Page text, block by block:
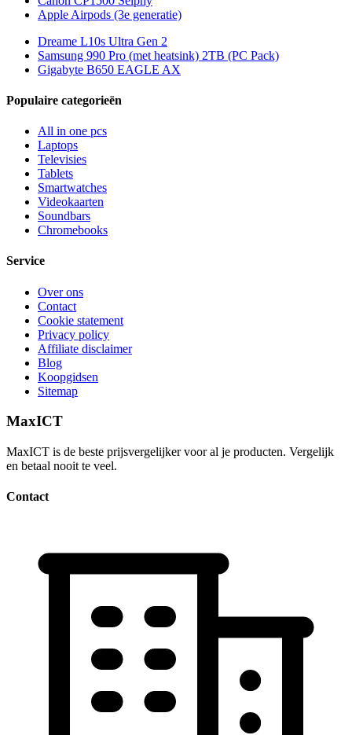
Apple Airpods (3e generatie)
Dreame L10s Ultra Gen 2
Samsung 990 Pro (met heatsink) 2TB (PC Pack)
Gigabyte B650 EAGLE AX
Populaire categorieën
All in one pcs
Laptops
Televisies
Tablets
Smartwatches
Videokaarten
Soundbars
Chromebooks
Service
Over ons
Contact
Cookie statement
Privacy policy
Affiliate disclaimer
Blog
Koopgidsen
Sitemap
MaxICT
MaxICT is de beste prijsvergelijker voor al je producten. Vergelijk
en betaal nooit te veel.
Contact